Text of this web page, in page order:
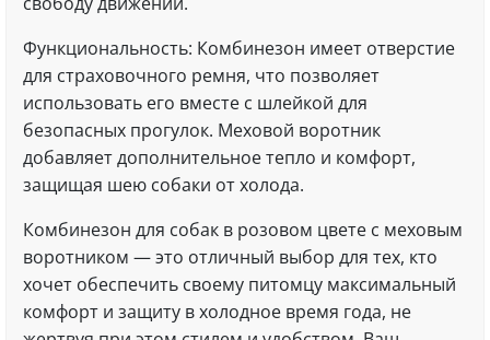
Функциональность: Комбинезон имеет отверстие
для страховочного ремня, что позволяет
использовать его вместе с шлейкой для
безопасных прогулок. Меховой воротник
добавляет дополнительное тепло и комфорт,
защищая шею собаки от холода.
Комбинезон для собак в розовом цвете с меховым
воротником — это отличный выбор для тех, кто
хочет обеспечить своему питомцу максимальный
комфорт и защиту в холодное время года, не